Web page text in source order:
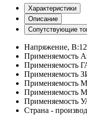
Характеристики
Описание
Сопутствующие
Напряжение, В:12
Применяемость
Применяемость
Применяемость
Применяемость
Применяемость
Применяемость
Страна -